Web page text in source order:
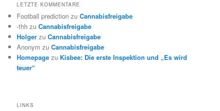
LETZTE KOMMENTARE
Football prediction zuCannabisfreigabe
-thh zuCannabisfreigabe
Holger zuCannabisfreigabe
Anonym zuCannabisfreigabe
Homepage zu Kisbee: Die erste Inspektion und „Es wird
teuer“
LINKS